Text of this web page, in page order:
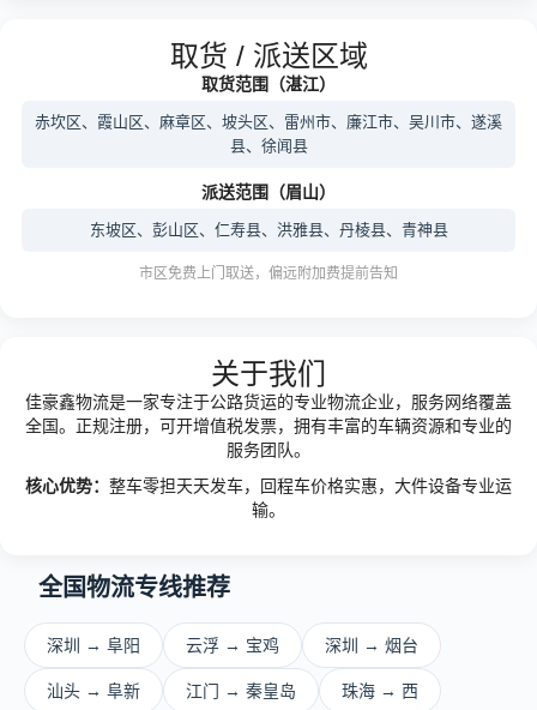
取货 / 派送区域
取货范围（湛江）
赤坎区、霞山区、麻章区、坡头区、雷州市、廉江市、吴川市、遂溪
县、徐闻县
派送范围（眉山）
东坡区、彭山区、仁寿县、洪雅县、丹棱县、青神县
市区免费上门取送，偏远附加费提前告知
关于我们
佳豪鑫物流是一家专注于公路货运的专业物流企业，服务网络覆盖
全国。正规注册，可开增值税发票，拥有丰富的车辆资源和专业的
服务团队。
核心优势： 整车零担天天发车，回程车价格实惠，大件设备专业运
输。
全国物流专线推荐
深圳 → 阜阳 云浮 → 宝鸡 深圳 → 烟台
汕头 → 阜新 江门 → 秦皇岛 珠海 → 西